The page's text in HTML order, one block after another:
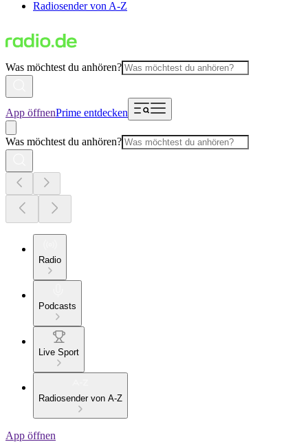
Radiosender von A-Z
Was möchtest du anhören?
App öffnenPrime entdecken
Was möchtest du anhören?
Radio
Podcasts
Live Sport
Radiosender von A-Z
App öffnen